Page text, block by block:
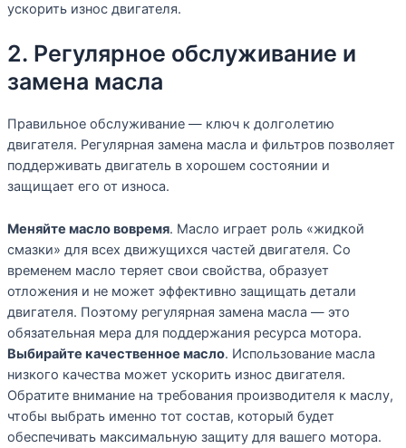
ускорить износ двигателя.
2. Регулярное обслуживание и
замена масла
Правильное обслуживание — ключ к долголетию
двигателя. Регулярная замена масла и фильтров позволяет
поддерживать двигатель в хорошем состоянии и
защищает его от износа.
Меняйте масло вовремя. Масло играет роль «жидкой
смазки» для всех движущихся частей двигателя. Со
временем масло теряет свои свойства, образует
отложения и не может эффективно защищать детали
двигателя. Поэтому регулярная замена масла — это
обязательная мера для поддержания ресурса мотора.
Выбирайте качественное масло. Использование масла
низкого качества может ускорить износ двигателя.
Обратите внимание на требования производителя к маслу,
чтобы выбрать именно тот состав, который будет
обеспечивать максимальную защиту для вашего мотора.